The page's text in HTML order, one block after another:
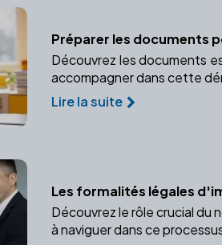
Préparer les documents
Découvrez les documents
accompagner dans cette
Lire la suite
Les formalités légales
Découvrez le rôle crucial du
à naviguer dans ce